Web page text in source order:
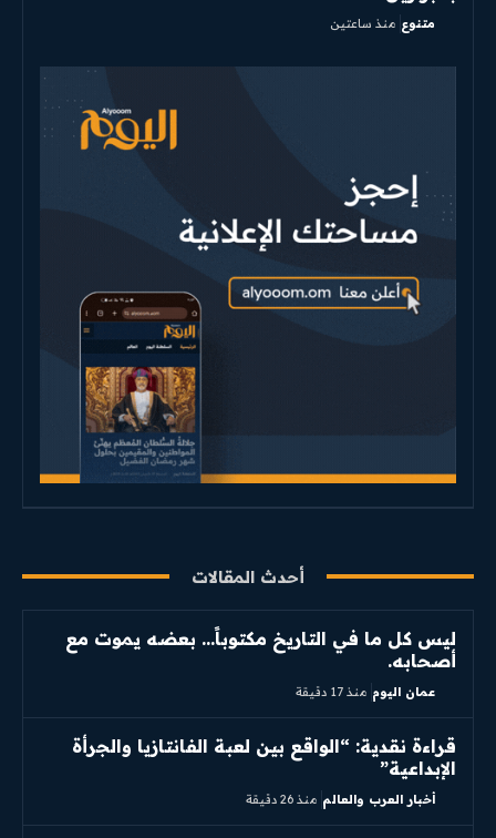
متنوع منذ ساعتين
أحدث المقالات
ليس كل ما في التاريخ مكتوباً… بعضه يموت مع
أصحابه.
عمان اليوم منذ 17 دقيقة
قراءة نقدية: “الواقع بين لعبة الفانتازيا والجرأة
الإبداعية”
أخبار العرب والعالم منذ 26 دقيقة